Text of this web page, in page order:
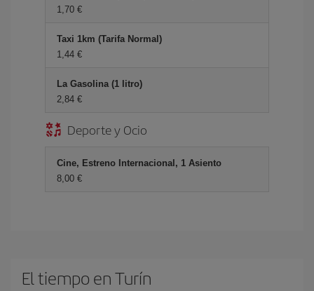
1,70 €
Taxi 1km (Tarifa Normal)
1,44 €
La Gasolina (1 litro)
2,84 €
Deporte y Ocio
Cine, Estreno Internacional, 1 Asiento
8,00 €
El tiempo en Turín